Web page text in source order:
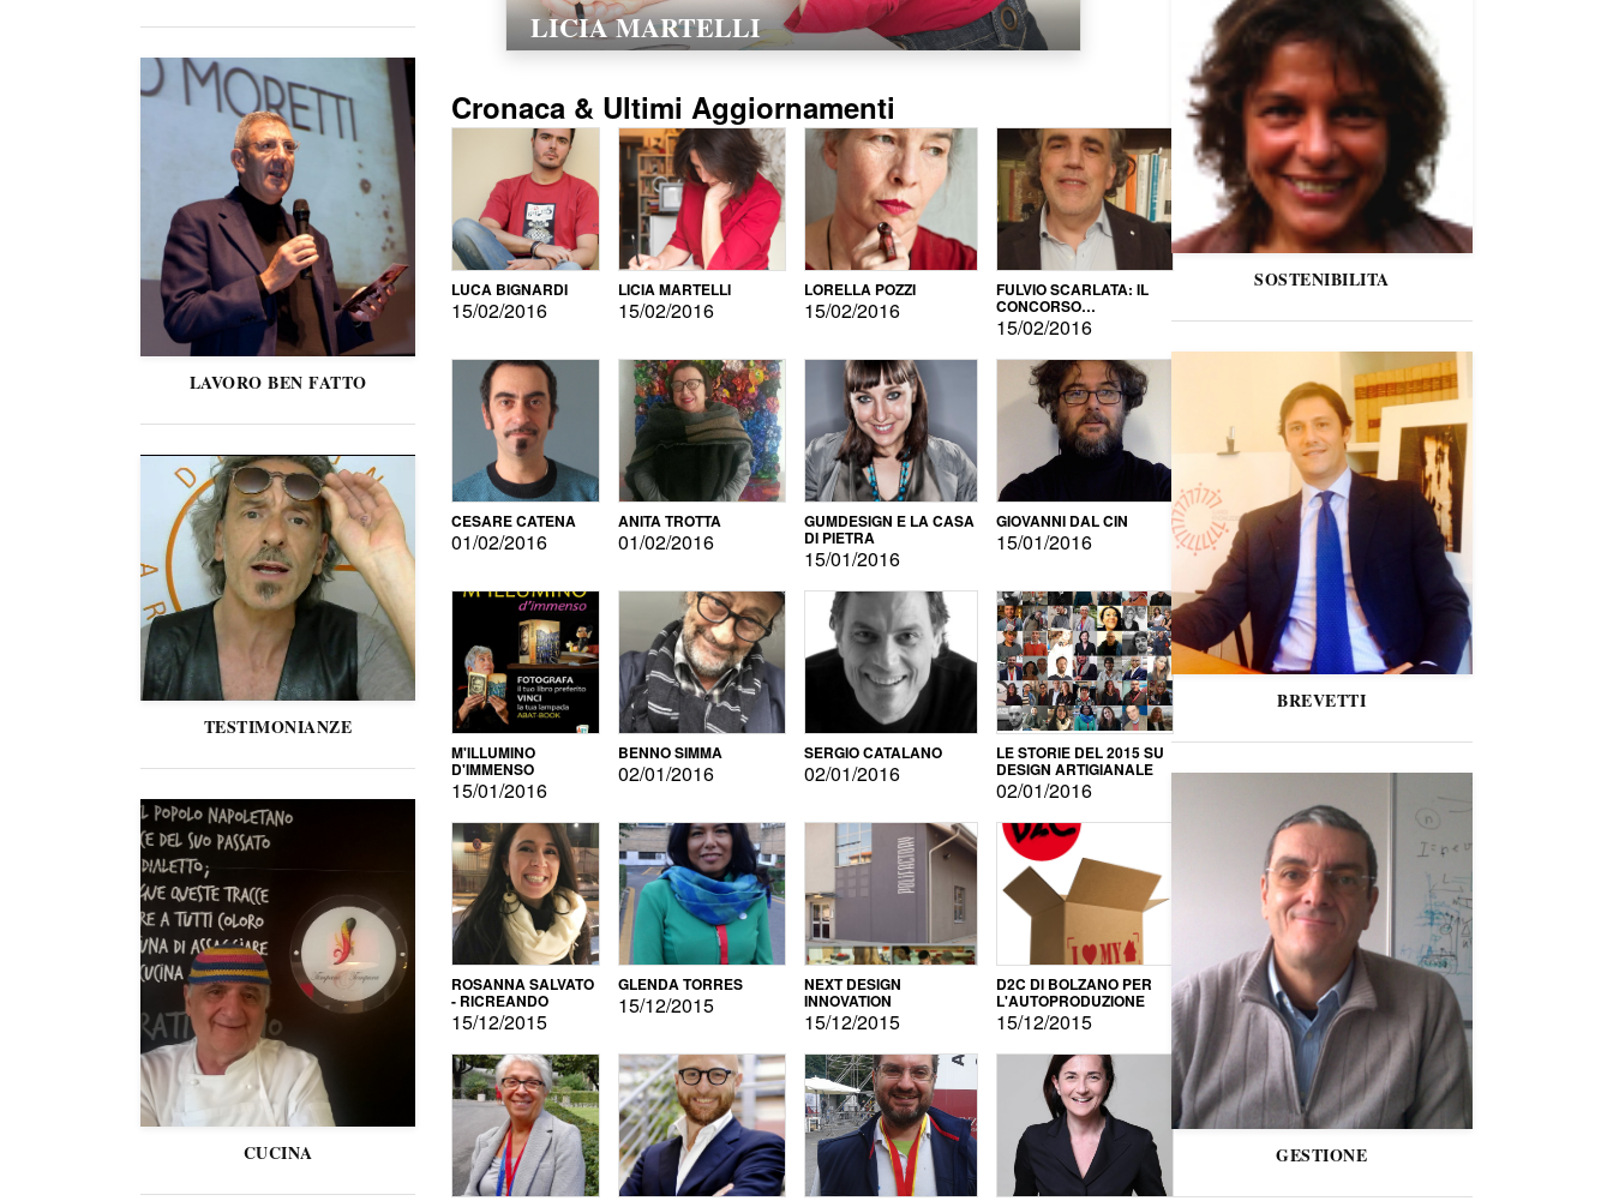
LAVORO BEN FATTO
TESTIMONIANZE
CUCINA
LORELLA POZZI
Cronaca & Ultimi Aggiornamenti
LUCA BIGNARDI
15/02/2016
LICIA MARTELLI
15/02/2016
LORELLA POZZI
15/02/2016
FULVIO SCARLATA: IL
CONCORSO
LETTERARIO
15/02/2016
CESARE CATENA
01/02/2016
ANITA TROTTA
01/02/2016
GUMDESIGN E LA CASA
DI PIETRA
15/01/2016
GIOVANNI DAL CIN
15/01/2016
M'ILLUMINO
D'IMMENSO
15/01/2016
BENNO SIMMA
02/01/2016
SERGIO CATALANO
02/01/2016
LE STORIE DEL 2015 SU
DESIGN ARTIGIANALE
02/01/2016
ROSANNA SALVATO
- RICREANDO
15/12/2015
GLENDA TORRES
15/12/2015
NEXT DESIGN
INNOVATION
15/12/2015
D2C DI BOLZANO PER
L'AUTOPRODUZIONE
15/12/2015
SOSTENIBILITA
BREVETTI
GESTIONE